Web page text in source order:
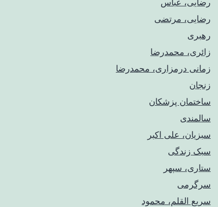
رضایی، عباس
رضایی، مرتضی
رهبری
زائری، محمدرضا
زمانی درمزاری، محمدرضا
زنجان
ساختمان پزشکان
سالمندی
سبزیان، علی اکبر
سبک زندگی
ستاری، سپهر
سرگرمی
سریع القلم، محمود